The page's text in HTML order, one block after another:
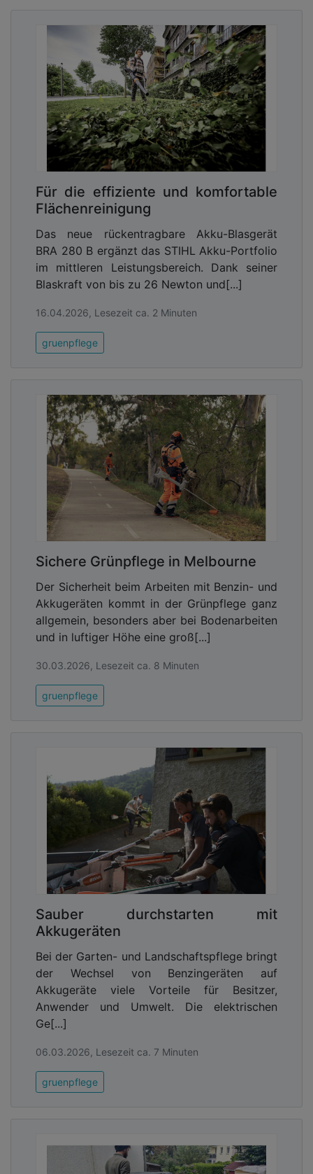
Für die effiziente und komfortable
Flächenreinigung
Das neue rückentragbare Akku-Blasgerät
BRA 280 B ergänzt das STIHL Akku-Portfolio
im mittleren Leistungsbereich. Dank seiner
Blaskraft von bis zu 26 Newton und[...]
16.04.2026, Lesezeit ca. 2 Minuten
gruenpflege
Sichere Grünpflege in Melbourne
Der Sicherheit beim Arbeiten mit Benzin- und
Akkugeräten kommt in der Grünpflege ganz
allgemein, besonders aber bei Bodenarbeiten
und in luftiger Höhe eine groß[...]
30.03.2026, Lesezeit ca. 8 Minuten
gruenpflege
Sauber durchstarten mit
Akkugeräten
Bei der Garten- und Landschaftspflege bringt
der Wechsel von Benzingeräten auf
Akkugeräte viele Vorteile für Besitzer,
Anwender und Umwelt. Die elektrischen
Ge[...]
06.03.2026, Lesezeit ca. 7 Minuten
gruenpflege